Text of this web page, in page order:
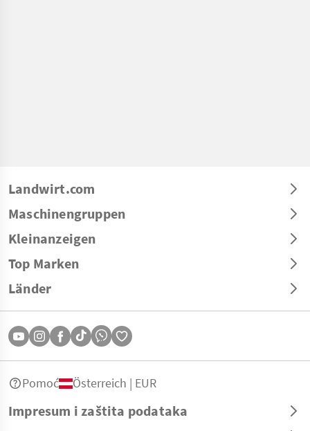
Landwirt.com
Maschinengruppen
Kleinanzeigen
Top Marken
Länder
Impresum i zaštita podataka
Pomoć Österreich | EUR